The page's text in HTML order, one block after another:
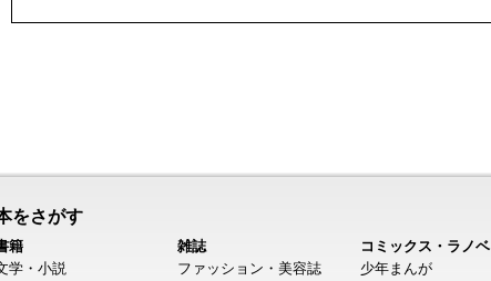
をさがす
籍
学・小説
雑誌
ファッション・美容誌
コミックス・ラノベ
少年まんが